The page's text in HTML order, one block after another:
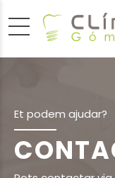
Et podem ajudar?